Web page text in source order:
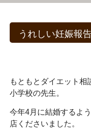
うれしい妊娠報
もともとダイエット
小学校の先生。
今年4月に結婚するよ
店くださいました。